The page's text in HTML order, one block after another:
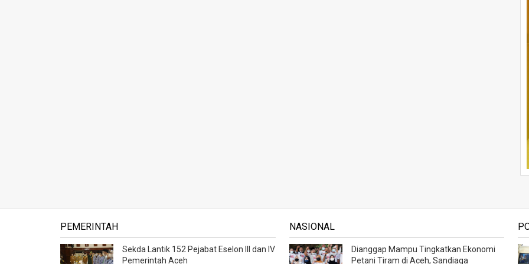
PEMERINTAH
Sekda Lantik 152 Pejabat Eselon III dan IV
Pemerintah Aceh
NASIONAL
Dianggap Mampu Tingkatkan Ekonomi
Petani Tiram di Aceh, Sandiaga